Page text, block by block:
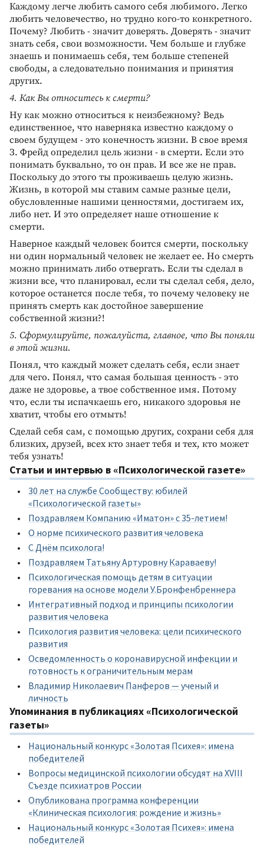
Каждому легче любить самого себя любимого. Легко
любить человечество, но трудно кого-то конкретного.
Почему? Любить - значит доверять. Доверять - значит
знать себя, свои возможности. Чем больше и глубже
знаешь и понимаешь себя, тем больше степеней
свободы, а следовательно понимания и принятия
других.
4. Как Вы относитесь к смерти?
Ну как можно относиться к неизбежному? Ведь
единственное, что наверняка известно каждому о
своем будущем - это конечность жизни. В свое время
З. Фрейд определил цель жизни - в смерти. Если это
понимать буквально, то он прав. И все же не прав.
Поскольку до этого ты проживаешь целую жизнь.
Жизнь, в которой мы ставим самые разные цели,
обусловленные нашими ценностями, достигаем их,
либо нет. И это определяет наше отношение к
смерти.
Наверное каждый человек боится смерти, поскольку
ни один нормальный человек не желает ее. Но смерть
можно принимать либо отвергать. Если ты сделал в
жизни все, что планировал, если ты сделал себя, дело,
которое останется после тебя, то почему человеку не
принять смерть как достойное завершение
собственной жизни?!
5. Сформулируйте, пожалуйста, главное, что Вы поняли
в этой жизни.
Понял, что каждый может сделать себя, если знает
для чего. Понял, что самая большая ценность - это
даже не здоровье, а твое собственное имя. Потому
что, если ты испачкаешь его, никакого здоровья не
хватит, чтобы его отмыть!
Сделай себя сам, с помощью других, сохрани себя для
близких, друзей, всех кто знает тебя и тех, кто может
тебя узнать!
Статьи и интервью в «Психологической газете»
30 лет на службе Сообществу: юбилей
«Психологической газеты»
Поздравляем Компанию «Иматон» с 35-летием!
О норме психического развития человека
С Днём психолога!
Поздравляем Татьяну Артуровну Караваеву!
Психологическая помощь детям в ситуации
горевания на основе модели У.Бронфенбреннера
Интегративный подход и принципы психологии
развития человека
Психология развития человека: цели психического
развития
Осведомленность о коронавирусной инфекции и
готовность к ограничительным мерам
Владимир Николаевич Панферов — ученый и
личность
Упоминания в публикациях «Психологической
газеты»
Национальный конкурс «Золотая Психея»: имена
победителей
Вопросы медицинской психологии обсудят на XVIII
Съезде психиатров России
Опубликована программа конференции
«Клиническая психология: рождение и жизнь»
Национальный конкурс «Золотая Психея»: имена
победителей